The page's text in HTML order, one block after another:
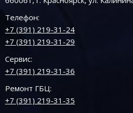
Телефон:
+7 (391) 219-31-24
+7 (391) 219-31-29
Сервис:
+7 (391) 219-31-36
Ремонт ГБЦ:
+7 (391) 219-31-35